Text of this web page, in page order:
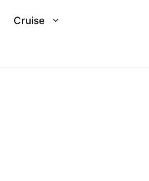
Cruise